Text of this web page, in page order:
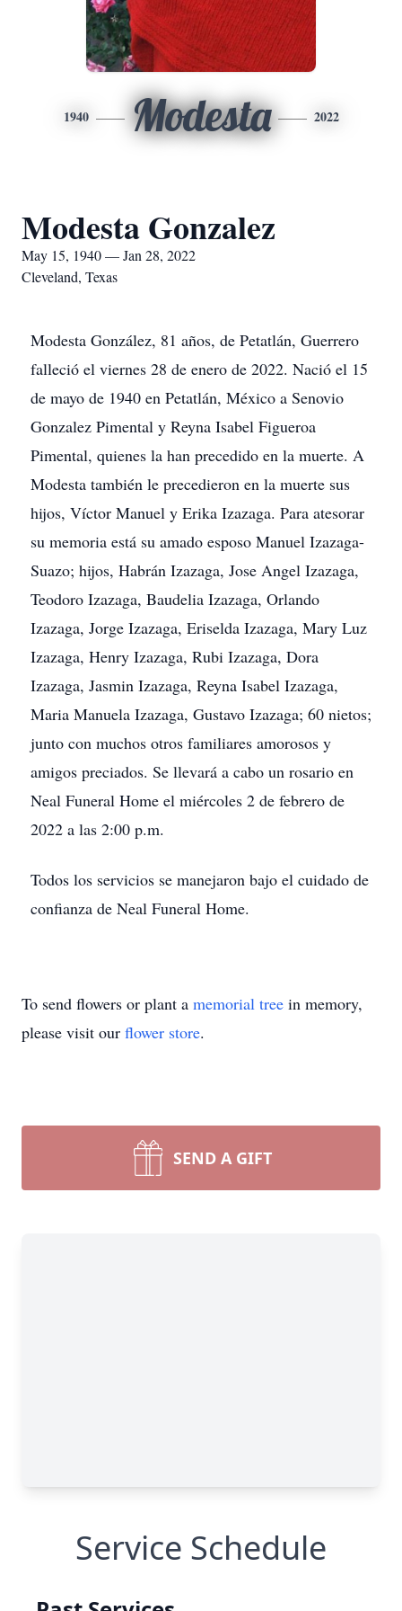
1940 Modesta 2022
Modesta Gonzalez
May 15, 1940 — Jan 28, 2022
Cleveland, Texas
Modesta González, 81 años, de Petatlán, Guerrero
falleció el viernes 28 de enero de 2022. Nació el 15
de mayo de 1940 en Petatlán, México a Senovio
Gonzalez Pimental y Reyna Isabel Figueroa
Pimental, quienes la han precedido en la muerte. A
Modesta también le precedieron en la muerte sus
hijos, Víctor Manuel y Erika Izazaga. Para atesorar
su memoria está su amado esposo Manuel Izazaga-
Suazo; hijos, Habrán Izazaga, Jose Angel Izazaga,
Teodoro Izazaga, Baudelia Izazaga, Orlando
Izazaga, Jorge Izazaga, Eriselda Izazaga, Mary Luz
Izazaga, Henry Izazaga, Rubi Izazaga, Dora
Izazaga, Jasmin Izazaga, Reyna Isabel Izazaga,
Maria Manuela Izazaga, Gustavo Izazaga; 60 nietos;
junto con muchos otros familiares amorosos y
amigos preciados. Se llevará a cabo un rosario en
Neal Funeral Home el miércoles 2 de febrero de
2022 a las 2:00 p.m.
Todos los servicios se manejaron bajo el cuidado de
confianza de Neal Funeral Home.
To send flowers or plant a memorial tree in memory,
please visit our flower store.
SEND A GIFT
Service Schedule